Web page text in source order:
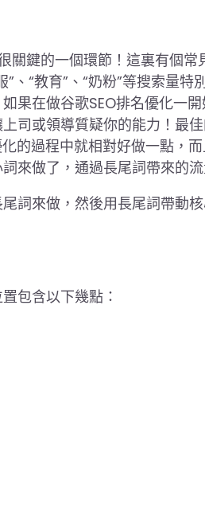
關鍵的一個環節！這裏有個
、“教育”、“奶粉”等搜索量
果在做谷歌SEO排名優化一
司或領導質疑你的能力！最
的過程中就相對好做一點，
來做了，通過長尾詞帶來的
詞來做，然後用長尾詞帶動
包含以下幾點：